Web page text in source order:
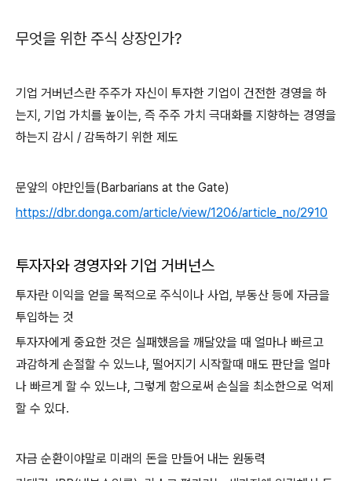
무엇을 위한 주식 상장인가?
기업 거버넌스란 주주가 자신이 투자한 기업이 건전한 경영을 하
는지, 기업 가치를 높이는, 즉 주주 가치 극대화를 지향하는 경영을
하는지 감시 / 감독하기 위한 제도
문앞의 야만인들(Barbarians at the Gate)
https://dbr.donga.com/article/view/1206/article_no/2910
투자자와 경영자와 기업 거버넌스
투자란 이익을 얻을 목적으로 주식이나 사업, 부동산 등에 자금을
투입하는 것
투자자에게 중요한 것은 실패했음을 깨달았을 때 얼마나 빠르고
과감하게 손절할 수 있느냐, 떨어지기 시작할때 매도 판단을 얼마
나 빠르게 할 수 있느냐, 그렇게 함으로써 손실을 최소한으로 억제
할 수 있다.
자금 순환이야말로 미래의 돈을 만들어 내는 원동력